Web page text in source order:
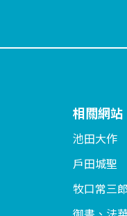
相關網站
池田大作
戶田城聖
牧口常三郎